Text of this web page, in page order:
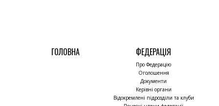
ГОЛОВНА ФЕДЕРАЦІЯ
Про Федерацію
Оголошення
Документи
Керівні органи
Відокремлені підрозділи та клуби